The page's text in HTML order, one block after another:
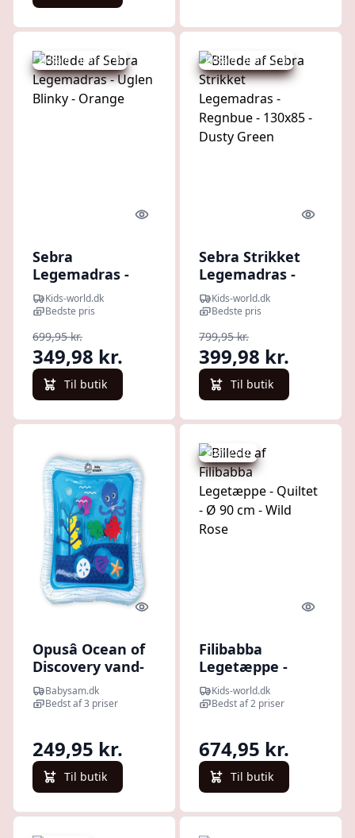
Udsalg - spar 50 %
Quick look
Sebra
Legemadras -
Uglen Blinky -
Orange
Kids-world.dk
Bedste pris
699,95 kr.
349,98 kr.
Til butik
Udsalg - spar 50 %
Quick
Sebra Strikket
Legemadras -
Regnbue - 130x85
- Dusty Green
Kids-world.dk
Bedste pris
799,95 kr.
399,98 kr.
Til butik
Quick look
Opusâ Ocean of
Discovery vand-
legemadras
Babysam.dk
Bedst af 3 priser
249,95 kr.
Til butik
Spar 25 kr.
Quick
Filibabba
Legetæppe -
Quiltet - Ø 90 cm
- Wild Rose
Kids-world.dk
Bedst af 2 priser
674,95 kr.
Til butik